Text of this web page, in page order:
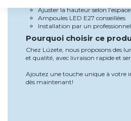
Ajuster la hauteur selon l’espace
Ampoules LED E27 conseillées
Installation par un
Pourquoi choisir ce
Chez Lúzete, nous proposons des
et qualité, avec livraison rapide et
Ajoutez une touche unique à votre
dès maintenant!